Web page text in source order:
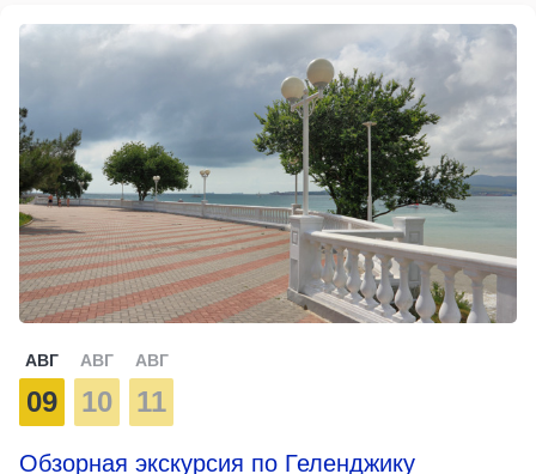
АВГ
09
АВГ
10
АВГ
11
Обзорная экскурсия по Геленджику